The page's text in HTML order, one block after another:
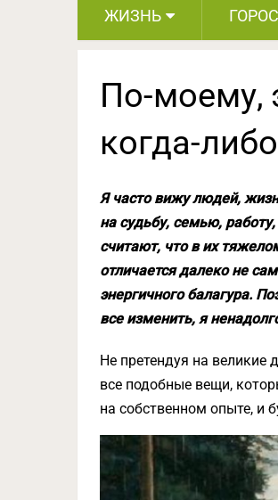
ЖИЗНЬ
По-моему,
когда-
Я часто вижу людей,
на судьбу, семью,
считают, что в их
отличается далеко не
энергичного балагура.
все изменить, я
Не претендуя на великие
все подобные вещи,
на собственном опыте, и